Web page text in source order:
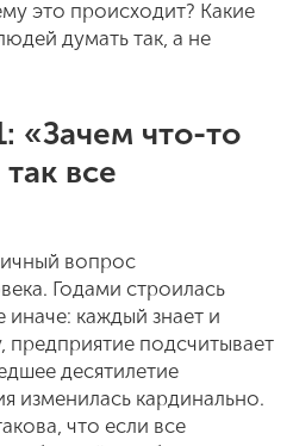
это происходит? Какие
думать так, а не
«Зачем что-то
все
вопрос
Годами строилась
иначе: каждый знает и
предприятие подсчитывает
десятилетие
изменилась кардинально.
что если все